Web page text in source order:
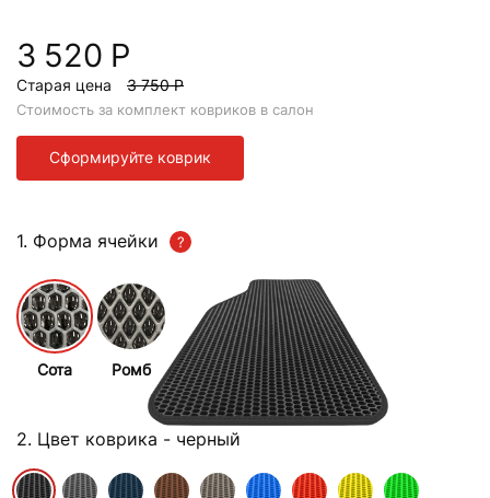
3 520 Р
Старая цена 3 750 Р
Стоимость за комплект ковриков в салон
Сформируйте коврик
1. Форма ячейки
Сота Ромб
2. Цвет коврика - черный